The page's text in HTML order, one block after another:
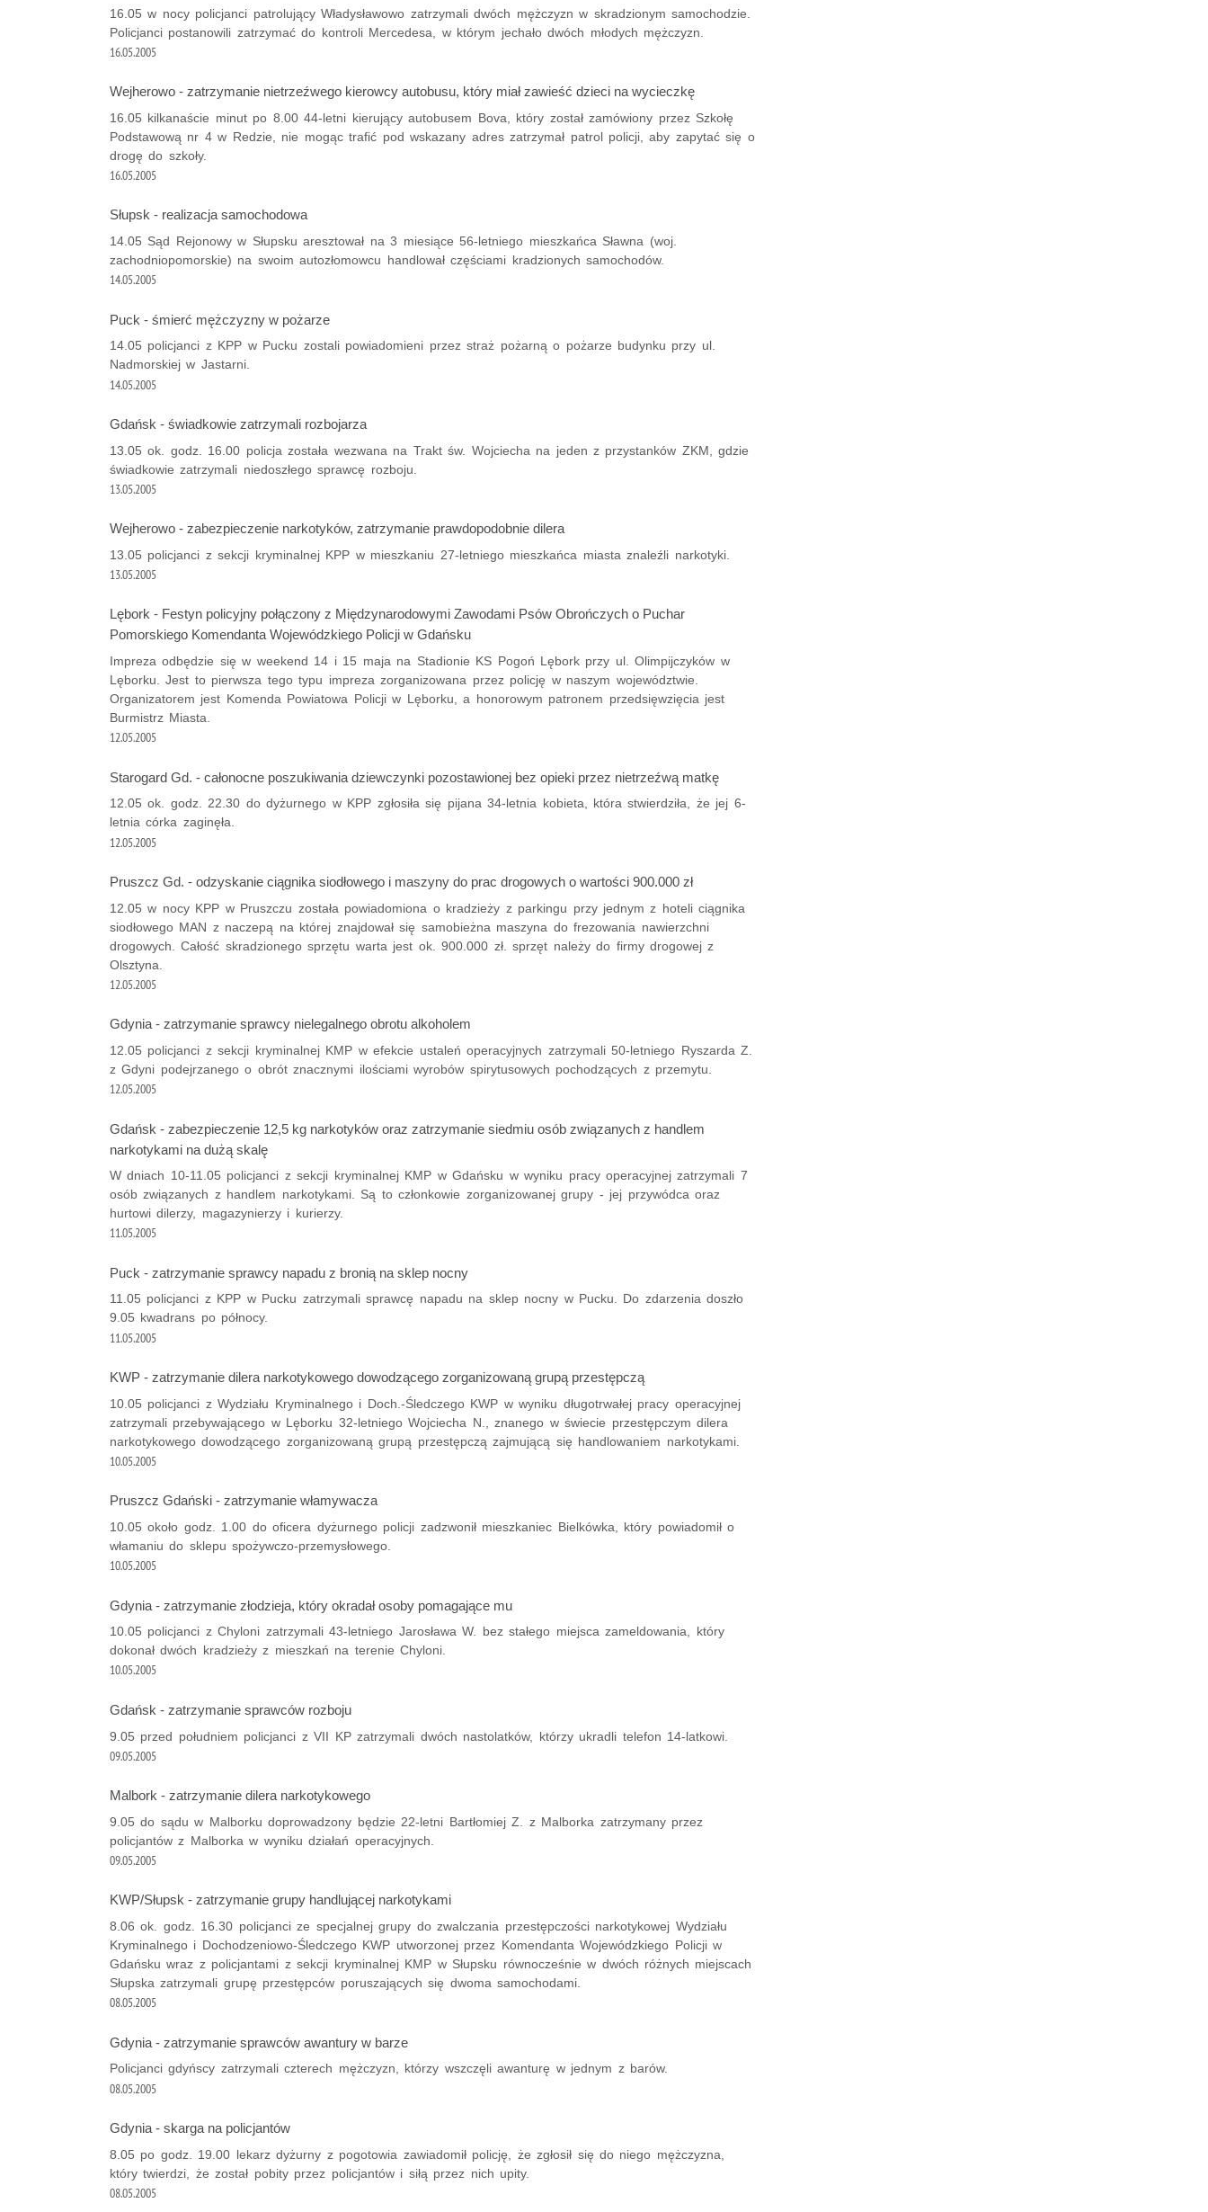
16.05 w nocy policjanci patrolujący Władysławowo zatrzymali dwóch mężczyzn w skradzionym samochodzie.
Policjanci postanowili zatrzymać do kontroli Mercedesa, w którym jechało dwóch młodych mężczyzn.
16.05.2005
Wejherowo - zatrzymanie nietrzeźwego kierowcy autobusu, który miał zawieść dzieci na wycieczkę
16.05 kilkanaście minut po 8.00 44-letni kierujący autobusem Bova, który został zamówiony przez Szkołę
Podstawową nr 4 w Redzie, nie mogąc trafić pod wskazany adres zatrzymał patrol policji, aby zapytać się o
drogę do szkoły.
16.05.2005
Słupsk - realizacja samochodowa
14.05 Sąd Rejonowy w Słupsku aresztował na 3 miesiące 56-letniego mieszkańca Sławna (woj.
zachodniopomorskie) na swoim autozłomowcu handlował częściami kradzionych samochodów.
14.05.2005
Puck - śmierć mężczyzny w pożarze
14.05 policjanci z KPP w Pucku zostali powiadomieni przez straż pożarną o pożarze budynku przy ul.
Nadmorskiej w Jastarni.
14.05.2005
Gdańsk - świadkowie zatrzymali rozbojarza
13.05 ok. godz. 16.00 policja została wezwana na Trakt św. Wojciecha na jeden z przystanków ZKM, gdzie
świadkowie zatrzymali niedoszłego sprawcę rozboju.
13.05.2005
Wejherowo - zabezpieczenie narkotyków, zatrzymanie prawdopodobnie dilera
13.05 policjanci z sekcji kryminalnej KPP w mieszkaniu 27-letniego mieszkańca miasta znaleźli narkotyki.
13.05.2005
Lębork - Festyn policyjny połączony z Międzynarodowymi Zawodami Psów Obrończych o Puchar
Pomorskiego Komendanta Wojewódzkiego Policji w Gdańsku
Impreza odbędzie się w weekend 14 i 15 maja na Stadionie KS Pogoń Lębork przy ul. Olimpijczyków w
Lęborku. Jest to pierwsza tego typu impreza zorganizowana przez policję w naszym województwie.
Organizatorem jest Komenda Powiatowa Policji w Lęborku, a honorowym patronem przedsięwzięcia jest
Burmistrz Miasta.
12.05.2005
Starogard Gd. - całonocne poszukiwania dziewczynki pozostawionej bez opieki przez nietrzeźwą matkę
12.05 ok. godz. 22.30 do dyżurnego w KPP zgłosiła się pijana 34-letnia kobieta, która stwierdziła, że jej 6-
letnia córka zaginęła.
12.05.2005
Pruszcz Gd. - odzyskanie ciągnika siodłowego i maszyny do prac drogowych o wartości 900.000 zł
12.05 w nocy KPP w Pruszczu została powiadomiona o kradzieży z parkingu przy jednym z hoteli ciągnika
siodłowego MAN z naczepą na której znajdował się samobieżna maszyna do frezowania nawierzchni
drogowych. Całość skradzionego sprzętu warta jest ok. 900.000 zł. sprzęt należy do firmy drogowej z
Olsztyna.
12.05.2005
Gdynia - zatrzymanie sprawcy nielegalnego obrotu alkoholem
12.05 policjanci z sekcji kryminalnej KMP w efekcie ustaleń operacyjnych zatrzymali 50-letniego Ryszarda Z.
z Gdyni podejrzanego o obrót znacznymi ilościami wyrobów spirytusowych pochodzących z przemytu.
12.05.2005
Gdańsk - zabezpieczenie 12,5 kg narkotyków oraz zatrzymanie siedmiu osób związanych z handlem
narkotykami na dużą skalę
W dniach 10-11.05 policjanci z sekcji kryminalnej KMP w Gdańsku w wyniku pracy operacyjnej zatrzymali 7
osób związanych z handlem narkotykami. Są to członkowie zorganizowanej grupy - jej przywódca oraz
hurtowi dilerzy, magazynierzy i kurierzy.
11.05.2005
Puck - zatrzymanie sprawcy napadu z bronią na sklep nocny
11.05 policjanci z KPP w Pucku zatrzymali sprawcę napadu na sklep nocny w Pucku. Do zdarzenia doszło
9.05 kwadrans po północy.
11.05.2005
KWP - zatrzymanie dilera narkotykowego dowodzącego zorganizowaną grupą przestępczą
10.05 policjanci z Wydziału Kryminalnego i Doch.-Śledczego KWP w wyniku długotrwałej pracy operacyjnej
zatrzymali przebywającego w Lęborku 32-letniego Wojciecha N., znanego w świecie przestępczym dilera
narkotykowego dowodzącego zorganizowaną grupą przestępczą zajmującą się handlowaniem narkotykami.
10.05.2005
Pruszcz Gdański - zatrzymanie włamywacza
10.05 około godz. 1.00 do oficera dyżurnego policji zadzwonił mieszkaniec Bielkówka, który powiadomił o
włamaniu do sklepu spożywczo-przemysłowego.
10.05.2005
Gdynia - zatrzymanie złodzieja, który okradał osoby pomagające mu
10.05 policjanci z Chyloni zatrzymali 43-letniego Jarosława W. bez stałego miejsca zameldowania, który
dokonał dwóch kradzieży z mieszkań na terenie Chyloni.
10.05.2005
Gdańsk - zatrzymanie sprawców rozboju
9.05 przed południem policjanci z VII KP zatrzymali dwóch nastolatków, którzy ukradli telefon 14-latkowi.
09.05.2005
Malbork - zatrzymanie dilera narkotykowego
9.05 do sądu w Malborku doprowadzony będzie 22-letni Bartłomiej Z. z Malborka zatrzymany przez
policjantów z Malborka w wyniku działań operacyjnych.
09.05.2005
KWP/Słupsk - zatrzymanie grupy handlującej narkotykami
8.06 ok. godz. 16.30 policjanci ze specjalnej grupy do zwalczania przestępczości narkotykowej Wydziału
Kryminalnego i Dochodzeniowo-Śledczego KWP utworzonej przez Komendanta Wojewódzkiego Policji w
Gdańsku wraz z policjantami z sekcji kryminalnej KMP w Słupsku równocześnie w dwóch różnych miejscach
Słupska zatrzymali grupę przestępców poruszających się dwoma samochodami.
08.05.2005
Gdynia - zatrzymanie sprawców awantury w barze
Policjanci gdyńscy zatrzymali czterech mężczyzn, którzy wszczęli awanturę w jednym z barów.
08.05.2005
Gdynia - skarga na policjantów
8.05 po godz. 19.00 lekarz dyżurny z pogotowia zawiadomił policję, że zgłosił się do niego mężczyzna,
który twierdzi, że został pobity przez policjantów i siłą przez nich upity.
08.05.2005